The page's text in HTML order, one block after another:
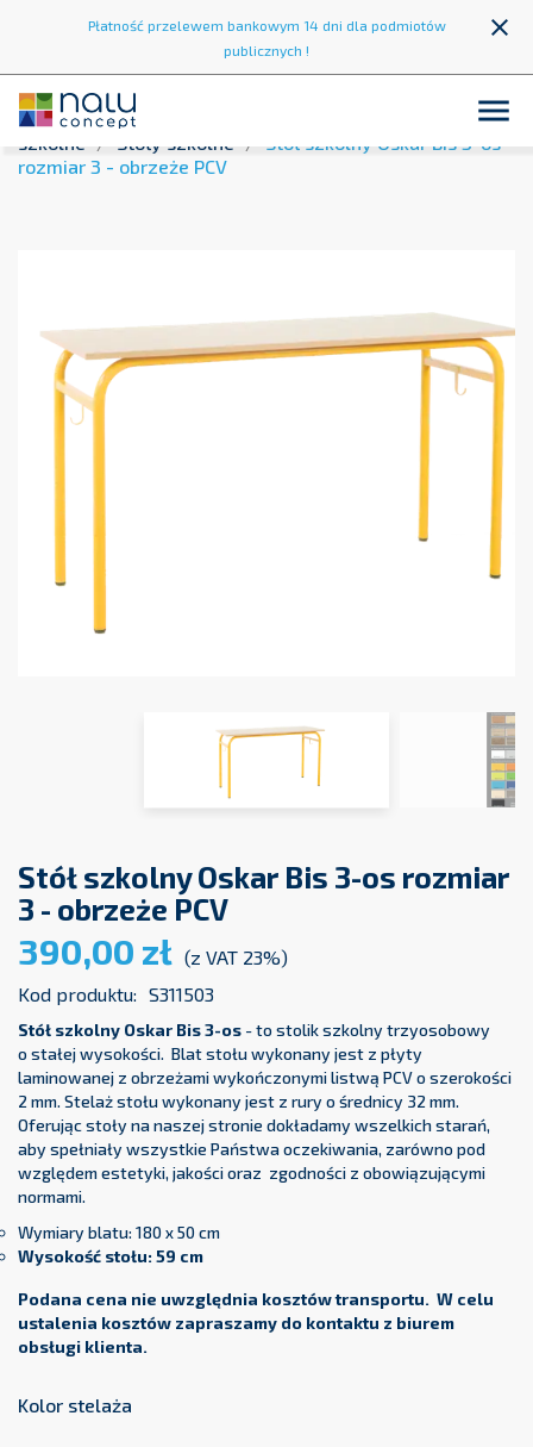
Płatność przelewem bankowym 14 dni dla podmiotów
publicznych !
close

Strona główna
Krzesła i stoły
szkolne
Stoły szkolne
Stół szkolny Oskar Bis 3-os
rozmiar 3 - obrzeże PCV
Stół szkolny Oskar Bis 3-os rozmiar
3 - obrzeże PCV
390,00 zł (z VAT 23%)
Kod produktu: S311503
Stół szkolny Oskar Bis 3-os - to stolik szkolny trzyosobowy
o stałej wysokości. Blat stołu wykonany jest z płyty
laminowanej z obrzeżami wykończonymi listwą PCV o szerokości
2 mm. Stelaż stołu wykonany jest z rury o średnicy 32 mm.
Oferując stoły na naszej stronie dokładamy wszelkich starań,
aby spełniały wszystkie Państwa oczekiwania, zarówno pod
względem estetyki, jakości oraz zgodności z obowiązującymi
normami.
Wymiary blatu: 180 x 50 cm
Wysokość stołu: 59 cm
Podana cena nie uwzględnia kosztów transportu. W celu
ustalenia kosztów zapraszamy do kontaktu z biurem
obsługi klienta.
Kolor stelaża